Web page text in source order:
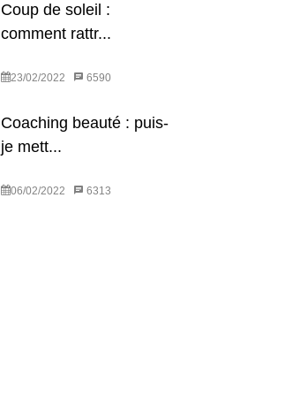
Coup de soleil :
comment rattr...
23/02/2022 6590
Coaching beauté : puis-
je mett...
06/02/2022 6313